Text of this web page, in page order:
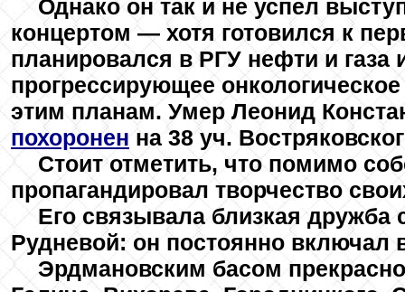
Однако он так и не успел
концертом — хотя готовился к
планировался в РГУ нефти и газа
прогрессирующее
этим планам. Умер Леонид
похоронен на 38 уч.
Стоит отметить, что помимо
пропагандировал творчество
Его связывала близкая
Рудневой: он постоянно включал
Эрдмановским басом